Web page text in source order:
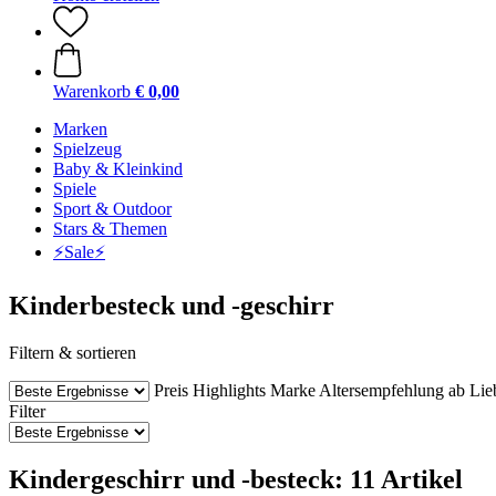
Warenkorb € 0,00
Marken
Spielzeug
Baby & Kleinkind
Spiele
Sport & Outdoor
Stars & Themen
⚡️Sale⚡️
Kinderbesteck und -geschirr
Filtern & sortieren
Preis Highlights Marke Altersempfehlung ab
Filter
Kindergeschirr und -besteck: 11 Artikel